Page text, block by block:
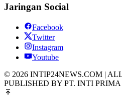
Jaringan Social
Facebook
Twitter
Instagram
Youtube
© 2026 INTIP24NEWS.COM |
PUBLISHED BY PT. INTI